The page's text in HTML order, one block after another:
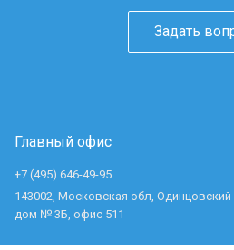
Задать
Главный офис
+7 (495) 646-49-95
143002, Московская обл,
дом № 3Б, офис 511